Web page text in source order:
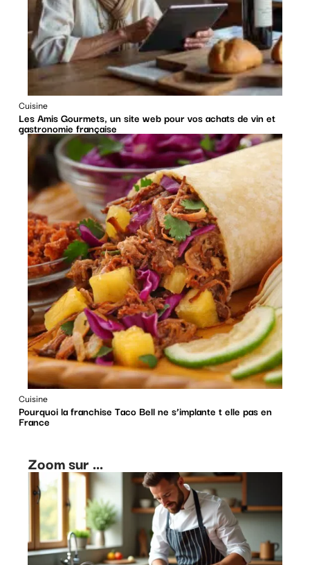
Cuisine
Les Amis Gourmets, un site web pour vos achats de vin et
gastronomie française
Cuisine
Pourquoi la franchise Taco Bell ne s’implante t elle pas en
France
Zoom sur ...